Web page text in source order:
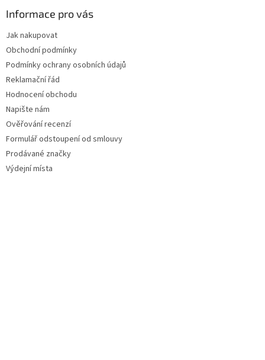
Informace pro vás
Jak nakupovat
Obchodní podmínky
Podmínky ochrany osobních údajů
Reklamační řád
Hodnocení obchodu
Napište nám
Ověřování recenzí
Formulář odstoupení od smlouvy
Prodávané značky
Výdejní místa